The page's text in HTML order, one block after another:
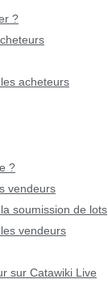
?
acheteurs
?
vendeurs
soumission de lots
vendeurs
sur Catawiki Live